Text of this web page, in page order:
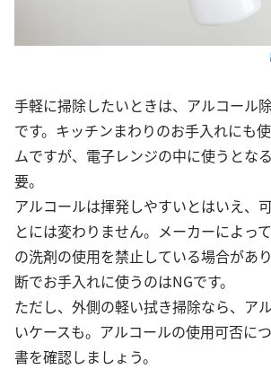
手軽に掃除したいときは、アルコール
です。キッチンまわりのお手入れにも
ムですが、電子レンジの中に使うとな
要。
アルコールは揮発しやすいとはいえ、
とには変わりません。メーカーによっ
の洗剤の使用を禁止している場合があ
断でお手入れに使うのはNGです。
ただし、外側の軽い拭き掃除なら、ア
いケースも。アルコールの使用可否に
書を確認しましょう。